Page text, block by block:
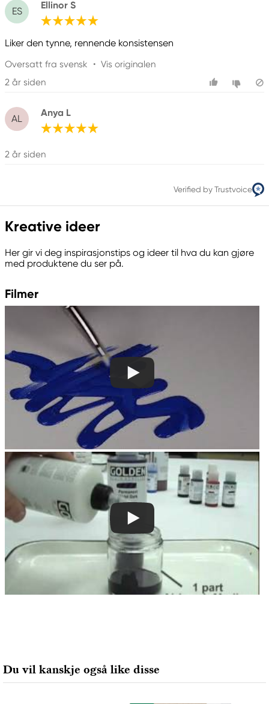
Golden
Golden Artist Colors, Inc
188 Bell Road
New Berlin, NY 13411-9527 USA
help@goldenpaints.com
800-959-6543
ES
Ellinor S
Liker den tynne, rennende konsistensen
Oversatt fra svensk • Vis originalen
2 år siden
AL
Anya L
2 år siden
Verified by Trustvoice
Kreative ideer
Her gir vi deg inspirasjonstips og ideer til hva du kan gjøre
med produktene du ser på.
Filmer
Du vil kanskje også like disse